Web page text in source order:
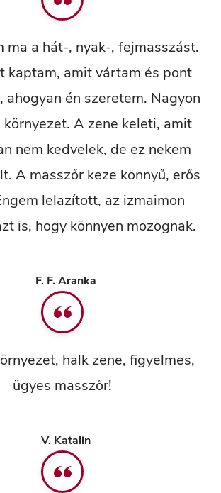
F. F. Aranka
ma a hát-, nyak-, fejmasszást.
kaptam, amit vártam és pont
ahogyan én szeretem. Nagyon
környezet. A zene keleti, amit
nem kedvelek, de ez nekem
A masszőr keze könnyű, erős
lelazított, az izmaimon
is, hogy könnyen mozognak.
V. Katalin
halk zene, figyelmes,
ügyes masszőr!